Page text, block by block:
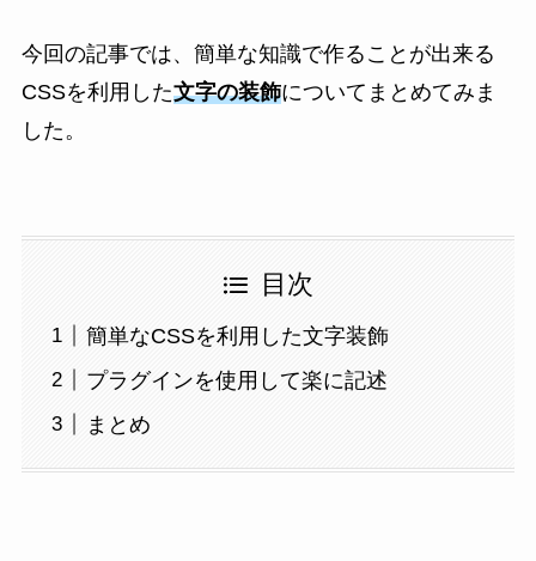
今回の記事では、簡単な知識で作ることが出来る
CSSを利用した文字の装飾についてまとめてみま
した。
目次
簡単なCSSを利用した文字装飾
プラグインを使用して楽に記述
まとめ